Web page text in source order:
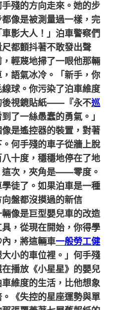
殘的方向走來。她的步
像是被測量過一樣，完
影大人！」泊車警察們
都顫抖著不敢發出聲
輕蔑地掃了一眼他那輛
語氣冰冷。「新手，你
球。你污染了泊車維度
後視鏡貼紙——『永不巡
了一絲愚蠢的勇氣。」
是遙控器的裝置，對著
何手殘的車子從牆上脫
十度，穩穩地停在了地
這次，夾角是——零度。
學徒了。如果泊車是一種
盤都沒摸過的新信
像是巨型嬰兒車的改造
，從現在開始，你得學
，將這輛車一般勞工健
小的車位裡。」何手殘
播放《小星星》的嬰兒
維度的生活，比他想象
《失控的星座運勢與單